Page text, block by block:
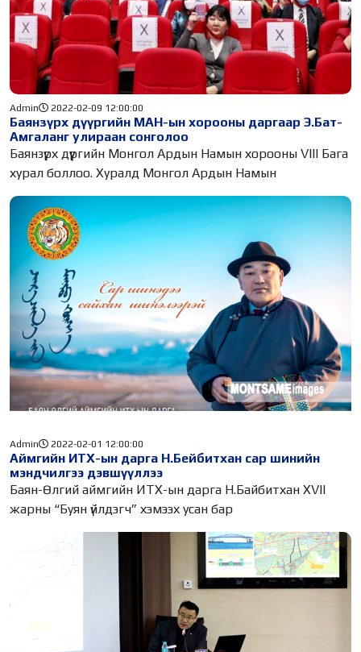
Баянзүрх дүүргийн МАН-ын хорооны даргаар Э.Бат-
Амгаланг улираан сонголоо
Admin 2022-02-09 12:00:00
Баянзүрх дүүргийн Монгол Ардын Намын хорооны VIII Бага
хурал боллоо. Хуралд Монгол Ардын Намын
Аймгийн ИТХ-ын дарга Н.Бейбитхан сар шинийн
мэндчилгээ дэвшүүллээ
Admin 2022-02-01 12:00:00
Баян-Өлгий аймгийн ИТХ-ын дарга Н.Байбитхан XVII
жарны “Буян үйлдэгч” хэмээх усан бар